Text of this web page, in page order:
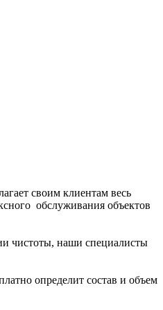
своим клиентам весь
обслуживания объектов
чистоты, наши специалисты
определит состав и объем